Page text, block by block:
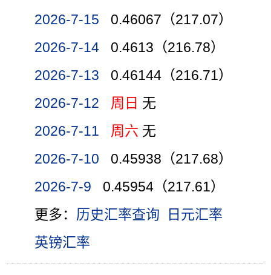
2026-7-15
0.46067（217.07）
2026-7-14
0.4613（216.78）
2026-7-13
0.46144（216.71）
2026-7-12
周日 无
2026-7-11
周六 无
2026-7-10
0.45938（217.68）
2026-7-9
0.45954（217.61）
更多： 历史汇率查询
日元汇率
英镑汇率